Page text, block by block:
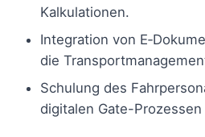
Kalkulationen.
Integration von
die
Schulung des
digitalen Gate-